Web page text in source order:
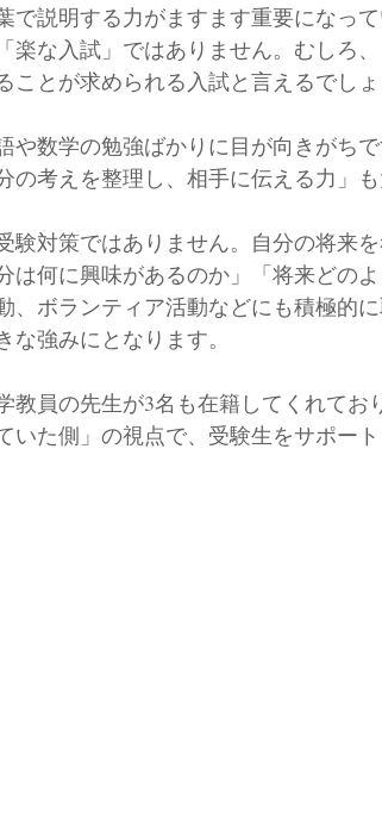
で説明する力がますます重要になっ
な入試」ではありません。むしろ
ことが求められる入試と言えるでし
数学の勉強ばかりに目が向きがち
の考えを整理し、相手に伝える力」
対策ではありません。自分の将来
は何に興味があるのか」「将来どの
、ボランティア活動などにも積極的
強みにとなります。
員の先生が3名も在籍してくれてお
いた側」の視点で、受験生をサポー